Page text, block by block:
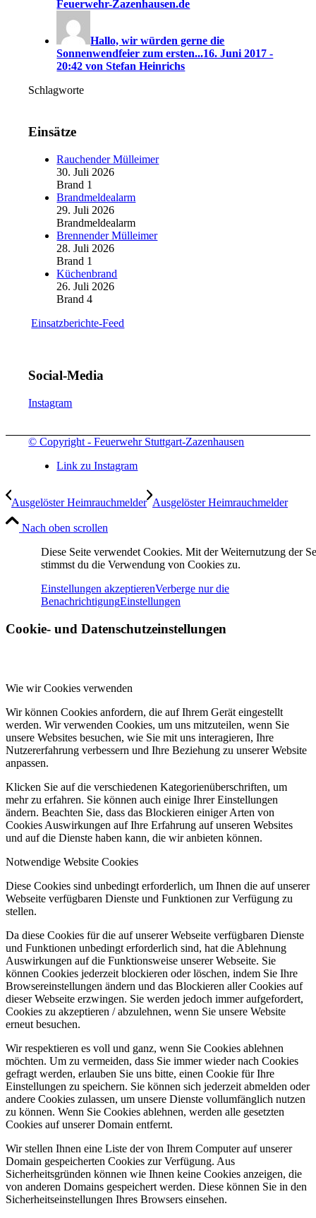
Feuerwehr-Zazenhausen.de
Hallo, wir würden gerne die
Sonnenwendfeier zum ersten...16. Juni 2017 -
20:42 von Stefan Heinrichs
Schlagworte
Einsätze
Rauchender Mülleimer
30. Juli 2026
Brand 1
Brandmeldealarm
29. Juli 2026
Brandmeldealarm
Brennender Mülleimer
28. Juli 2026
Brand 1
Küchenbrand
26. Juli 2026
Brand 4
Einsatzberichte-Feed
Social-Media
Instagram
© Copyright - Feuerwehr Stuttgart-Zazenhausen
Link zu Instagram
Ausgelöster Heimrauchmelder Ausgelöster Heimrauchmelder
Nach oben scrollen
Diese Seite verwendet Cookies. Mit der Weiternutzung der
stimmst du die Verwendung von Cookies zu.
Einstellungen akzeptierenVerberge nur die
BenachrichtigungEinstellungen
Cookie- und Datenschutzeinstellungen
Wie wir Cookies verwenden
Wir können Cookies anfordern, die auf Ihrem Gerät eingestellt
werden. Wir verwenden Cookies, um uns mitzuteilen, wenn Sie
unsere Websites besuchen, wie Sie mit uns interagieren, Ihre
Nutzererfahrung verbessern und Ihre Beziehung zu unserer Website
anpassen.
Klicken Sie auf die verschiedenen Kategorienüberschriften, um
mehr zu erfahren. Sie können auch einige Ihrer Einstellungen
ändern. Beachten Sie, dass das Blockieren einiger Arten von
Cookies Auswirkungen auf Ihre Erfahrung auf unseren Websites
und auf die Dienste haben kann, die wir anbieten können.
Notwendige Website Cookies
Diese Cookies sind unbedingt erforderlich, um Ihnen die auf unserer
Webseite verfügbaren Dienste und Funktionen zur Verfügung zu
stellen.
Da diese Cookies für die auf unserer Webseite verfügbaren Dienste
und Funktionen unbedingt erforderlich sind, hat die Ablehnung
Auswirkungen auf die Funktionsweise unserer Webseite. Sie
können Cookies jederzeit blockieren oder löschen, indem Sie Ihre
Browsereinstellungen ändern und das Blockieren aller Cookies auf
dieser Webseite erzwingen. Sie werden jedoch immer aufgefordert,
Cookies zu akzeptieren / abzulehnen, wenn Sie unsere Website
erneut besuchen.
Wir respektieren es voll und ganz, wenn Sie Cookies ablehnen
möchten. Um zu vermeiden, dass Sie immer wieder nach Cookies
gefragt werden, erlauben Sie uns bitte, einen Cookie für Ihre
Einstellungen zu speichern. Sie können sich jederzeit abmelden oder
andere Cookies zulassen, um unsere Dienste vollumfänglich nutzen
zu können. Wenn Sie Cookies ablehnen, werden alle gesetzten
Cookies auf unserer Domain entfernt.
Wir stellen Ihnen eine Liste der von Ihrem Computer auf unserer
Domain gespeicherten Cookies zur Verfügung. Aus
Sicherheitsgründen können wie Ihnen keine Cookies anzeigen, die
von anderen Domains gespeichert werden. Diese können Sie in den
Sicherheitseinstellungen Ihres Browsers einsehen.